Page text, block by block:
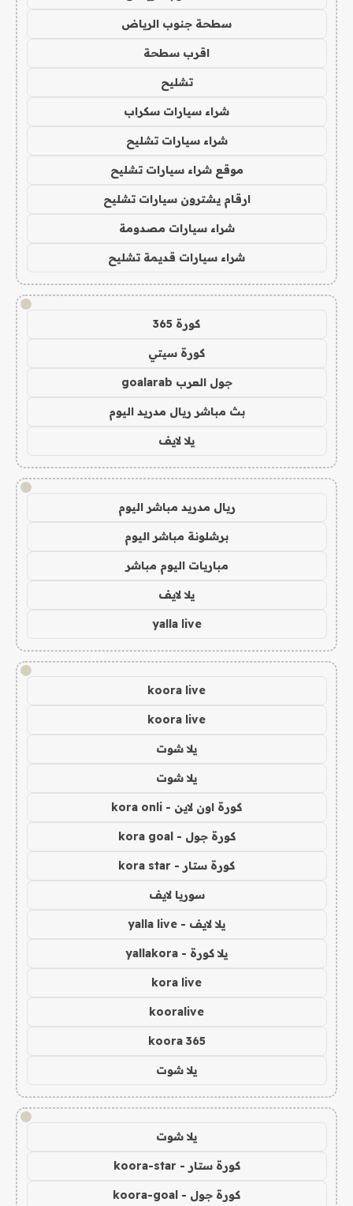
سطحة جنوب الرياض
اقرب سطحة
تشليح
شراء سيارات سكراب
شراء سيارات تشليح
موقع شراء سيارات تشليح
ارقام يشترون سيارات تشليح
شراء سيارات مصدومة
شراء سيارات قديمة تشليح
!
كورة 365
كورة سيتي
جول العرب goalarab
بث مباشر ريال مدريد اليوم
يلا لايف
!
ريال مدريد مباشر اليوم
برشلونة مباشر اليوم
مباريات اليوم مباشر
يلا لايف
yalla live
!
koora live
koora live
يلا شوت
يلا شوت
كورة اون لاين - kora onli
كورة جول - kora goal
كورة ستار - kora star
سوريا لايف
يلا لايف - yalla live
يلا كورة - yallakora
kora live
kooralive
koora 365
يلا شوت
!
يلا شوت
كورة ستار - koora-star
كورة جول - koora-goal